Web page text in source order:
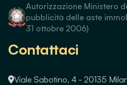
Autorizzazione Ministero
pubblicità delle aste
31 ottobre 2006)
Contattaci
Viale Sabotino, 4 - 20135